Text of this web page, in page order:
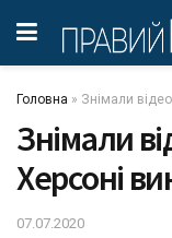
Головна » Знімали
Знімали
Херсоні
07.07.2020